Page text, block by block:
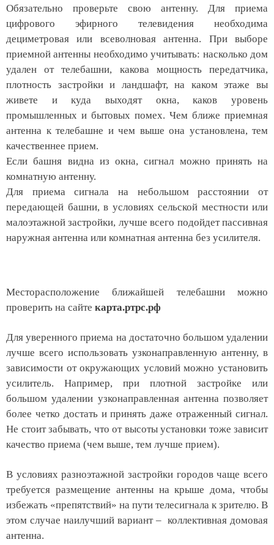
Обязательно проверьте свою антенну. Для приема
цифрового эфирного телевидения необходима
дециметровая или всеволновая антенна. При выборе
приемной антенны необходимо учитывать: насколько дом
удален от телебашни, какова мощность передатчика,
плотность застройки и ландшафт, на каком этаже вы
живете и куда выходят окна, каков уровень
промышленных и бытовых помех. Чем ближе приемная
антенна к телебашне и чем выше она установлена, тем
качественнее прием.
Если башня видна из окна, сигнал можно принять на
комнатную антенну.
Для приема сигнала на небольшом расстоянии от
передающей башни, в условиях сельской местности или
малоэтажной застройки, лучше всего подойдет пассивная
наружная антенна или комнатная антенна без усилителя.
Месторасположение ближайшей телебашни можно
проверить на сайте карта.ртрс.рф
Для уверенного приема на достаточно большом удалении
лучше всего использовать узконаправленную антенну, в
зависимости отокружающих условийможно установить
усилитель. Например, при плотной застройке или
большом удалении узконаправленная антенна позволяет
более четко достать и принять даже отраженный сигнал.
Не стоит забывать, что от высоты установки тоже зависит
качество приема (чем выше, тем лучше прием).
В условиях разноэтажной застройки городов чаще всего
требуется размещение антенны на крыше дома, чтобы
избежать «препятствий» на пути телесигнала к зрителю. В
этом случае наилучший вариант – коллективная домовая
антенна.